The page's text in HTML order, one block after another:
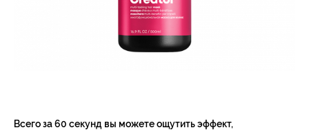
Всего за 60 секунд вы можете ощутить эффект,